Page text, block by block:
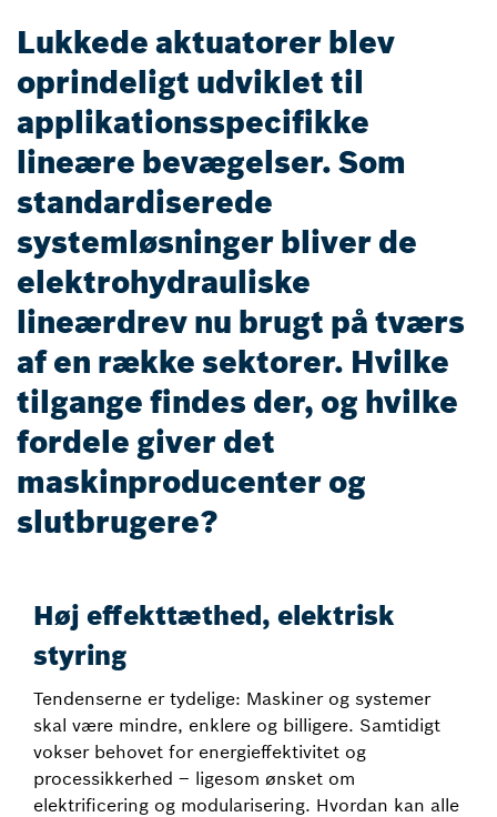
Lukkede aktuatorer blev
oprindeligt udviklet til
applikationsspecifikke
lineære bevægelser. Som
standardiserede
systemløsninger bliver de
elektrohydrauliske
lineærdrev nu brugt på tværs
af en række sektorer. Hvilke
tilgange findes der, og hvilke
fordele giver det
maskinproducenter og
slutbrugere?
Høj effekttæthed, elektrisk
styring
Tendenserne er tydelige: Maskiner og systemer
skal være mindre, enklere og billigere. Samtidigt
vokser behovet for energieffektivitet og
processikkerhed – ligesom ønsket om
elektrificering og modularisering. Hvordan kan alle